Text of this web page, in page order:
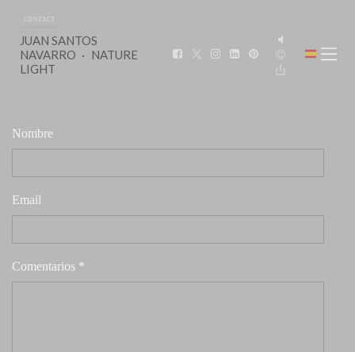
CONTACT
JUAN SANTOS
NAVARRO
NATURE
LIGHT
Nombre
Email
Comentarios *